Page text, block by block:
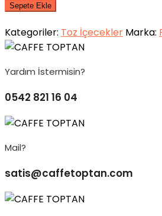
Sepete Ekle
Kategoriler: Toz İçecekler Marka:
Yardım İstermisin?
0542 821 16 04
Mail?
satis@caffetoptan.com